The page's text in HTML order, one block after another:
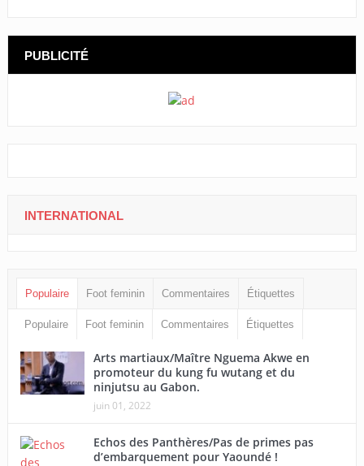
PUBLICITÉ
INTERNATIONAL
Populaire Foot feminin Commentaires Étiquettes
Populaire Foot feminin Commentaires Étiquettes
Arts martiaux/Maître Nguema Akwe en
promoteur du kung fu wutang et du
ninjutsu au Gabon.
juin 01, 2022
Echos des Panthères/Pas de primes pas
d’embarquement pour Yaoundé !